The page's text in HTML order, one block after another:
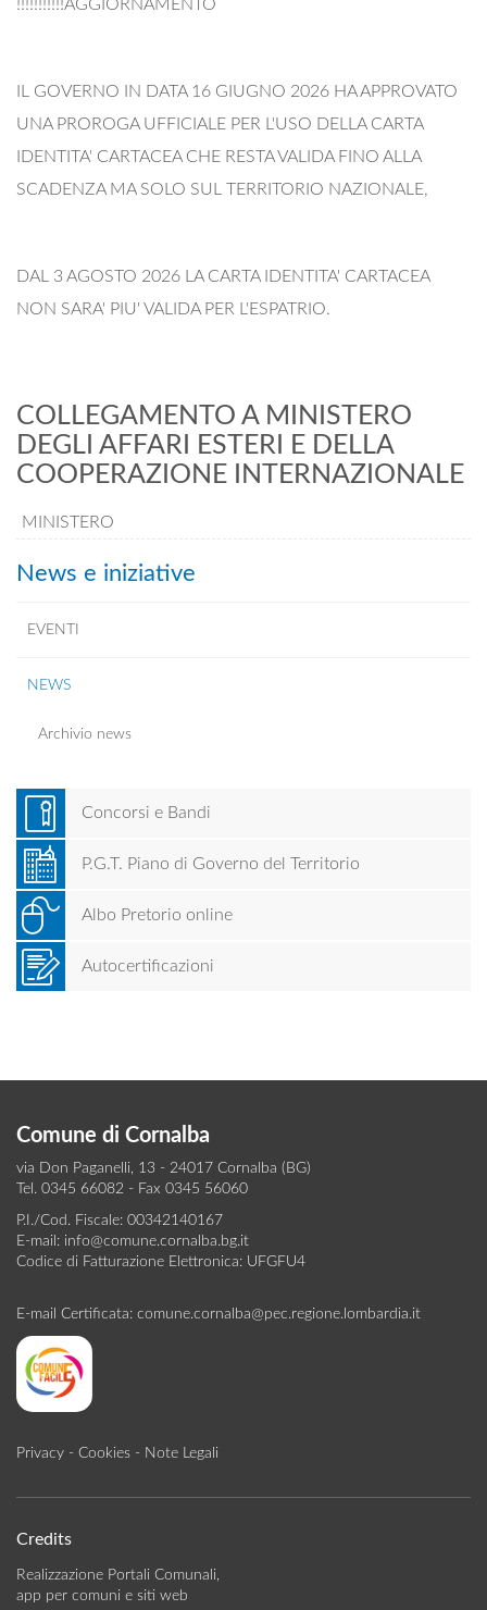
!!!!!!!!!!!AGGIORNAMENTO
IL GOVERNO IN DATA 16 GIUGNO 2026 HA APPROVATO
UNA PROROGA UFFICIALE PER L'USO DELLA CARTA
IDENTITA' CARTACEA CHE RESTA VALIDA FINO ALLA
SCADENZA MA SOLO SUL TERRITORIO NAZIONALE,
DAL 3 AGOSTO 2026 LA CARTA IDENTITA' CARTACEA
NON SARA' PIU' VALIDA PER L'ESPATRIO.
COLLEGAMENTO A MINISTERO
DEGLI AFFARI ESTERI E DELLA
COOPERAZIONE INTERNAZIONALE
MINISTERO
News e iniziative
EVENTI
NEWS
Archivio news
Concorsi e Bandi
P.G.T. Piano di Governo del Territorio
Albo Pretorio online
Autocertificazioni
Comune di Cornalba
via Don Paganelli, 13 - 24017 Cornalba (BG)
Tel. 0345 66082 - Fax 0345 56060
P.I./Cod. Fiscale: 00342140167
E-mail: info@comune.cornalba.bg.it
Codice di Fatturazione Elettronica: UFGFU4
E-mail Certificata: comune.cornalba@pec.regione.lombardia.it
Privacy - Cookies - Note Legali
Credits
Realizzazione Portali Comunali,
app per comuni e siti web